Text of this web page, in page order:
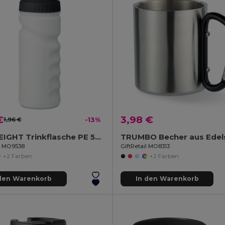
1,96 € -13%
SPOT EIGHT Trinkflasche PE 500ml
+2 Farben
Warenkorb
3,98 €
GiftRetail MO8313
+2 Farben
In den Warenkorb